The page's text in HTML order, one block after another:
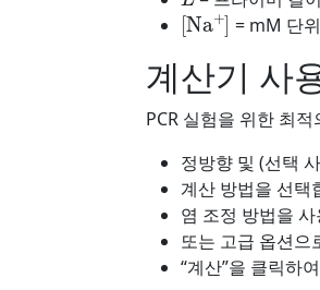
[Na+]
= mM 단
계산기 사
PCR 실험을 위한 최
정방향 및 (선택
계산 방법을 선택
염 조정 방법을
또는 고급 옵션으
“계산”을 클릭하